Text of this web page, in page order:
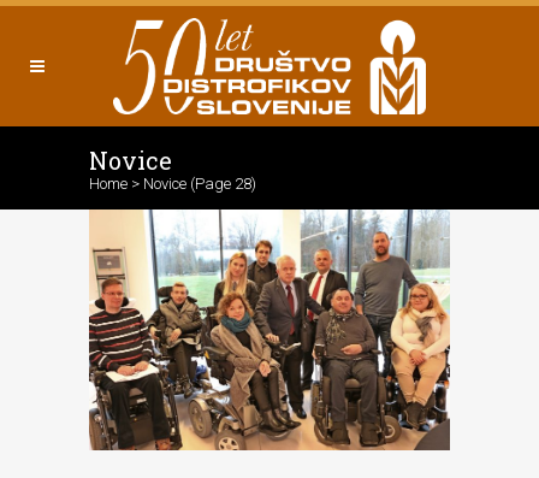
Novice
Home > Novice (Page 28)